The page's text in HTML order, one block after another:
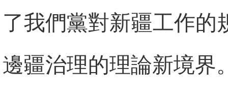
了我們黨對新疆工作的
邊疆治理的理論新境界